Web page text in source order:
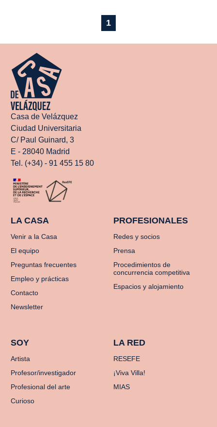
1
Casa de Velázquez
Ciudad Universitaria
C/ Paul Guinard, 3
E - 28040 Madrid
Tel. (+34) - 91 455 15 80
LA CASA
Venir a la Casa
El equipo
Preguntas frecuentes
Empleo y prácticas
Contacto
Newsletter
PROFESIONALES
Redes y socios
Prensa
Procedimientos de
concurrencia competitiva
Espacios y alojamiento
SOY
Artista
Profesor/investigador
Profesional del arte
Curioso
LA RED
RESEFE
¡Viva Villa!
MIAS